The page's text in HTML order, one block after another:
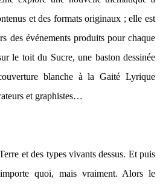
et des formats originaux ; elle est
des événements produits pour chaque
le toit du Sucre, une baston dessinée
blanche à la Gaité Lyrique
et graphistes…
et des types vivants dessus. Et puis
quoi, mais vraiment. Alors le